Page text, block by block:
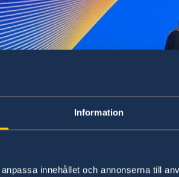
Information
innehållet och annonserna till